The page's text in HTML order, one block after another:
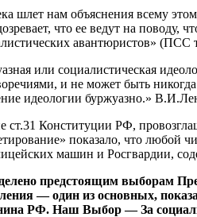
шлет нам объяснения всему
что ее ведут на
авантюристов» (ПСС
или социалистическая
и не может быть
идеологии буржуазно.»
ст.31 Конституции РФ,
показало, что любой
машин и Росгвардии,
предстоящим выборам
— один из основных,
РФ. Наш Выбор — За